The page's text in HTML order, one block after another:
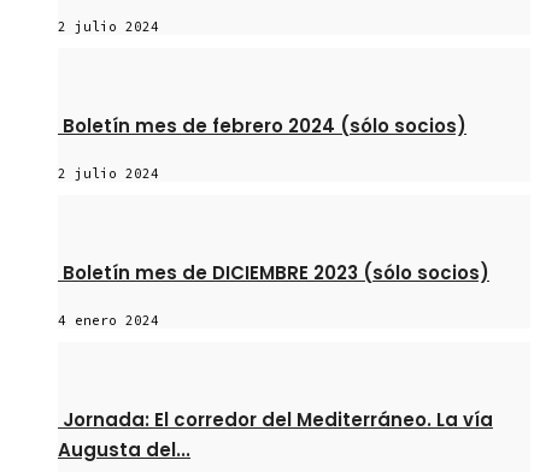
2 julio 2024
Boletín mes de febrero 2024 (sólo socios)
2 julio 2024
Boletín mes de DICIEMBRE 2023 (sólo socios)
4 enero 2024
Jornada: El corredor del Mediterráneo. La vía
Augusta del...